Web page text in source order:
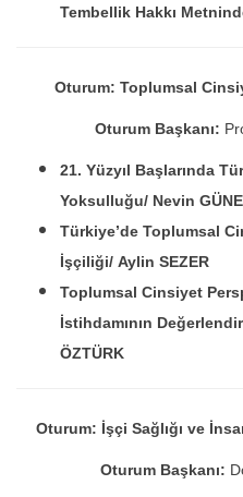
Tembellik Hakkı
Oturum: Toplumsal
Oturum Başkanı:
21. Yüzyıl Başlarında
Yoksulluğu/ Nevin
Türkiye’de Toplumsal
İşçiliği/ Aylin SEZER
Toplumsal Cinsiyet
İstihdamının
ÖZTÜRK
Oturum: İşçi Sağlığı ve
Oturum Başkanı: